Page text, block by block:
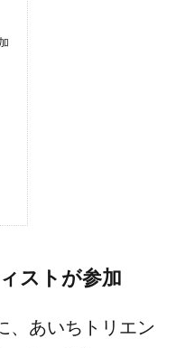
ストが参加
、あいちトリエン